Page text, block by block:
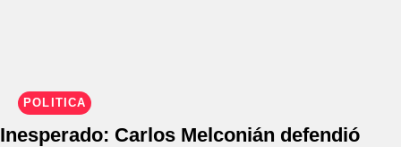
POLÍTICA
Inesperado: Carlos Melconián defendió